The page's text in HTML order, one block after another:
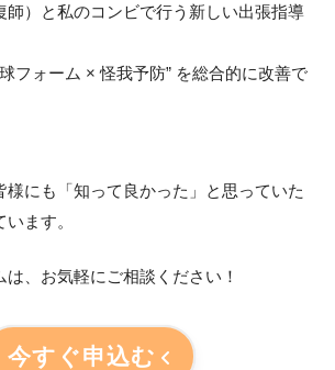
師）と私のコンビで行う新しい出張指導
フォーム × 怪我予防” を総合的に改善で
様にも「知って良かった」と思っていた
ます。
は、お気軽にご相談ください！
今すぐ申込む